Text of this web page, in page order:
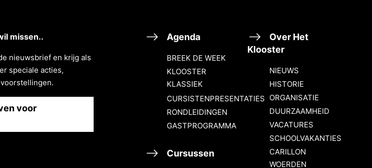
missen..
nieuwsbrief en krĳg als
speciale acties,
voor
Agenda
BREEK DE WEEK
KLOOSTER
KLASSIEK
CURSISTENPRESENTATIES
RONDLEIDINGEN
GASTPROGRAMMA
Cursussen
Over Het
Klooster
NIEUWS
HISTORIE
ORGANISATIE
DUURZAAMHEID
VACATURES
SCHOOLVAKANTIES
CARILLON
WOERDEN